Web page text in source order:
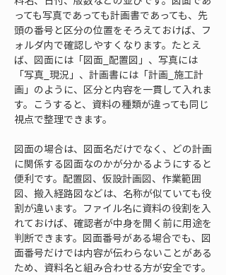
っても写真であっても計画書であっても、先
頭の番号と区分の位置をそろえておけば、フ
ォルダ内で確認しやすくなります。たとえ
ば、図面には「図面_配置図」、写真には
「写真_現況」、計画書には「計画_施工計
画」のように、区分と内容を一貫して入れま
す。こうすると、資料の種類が違っても同じ
視点で整理できます。
図面の場合は、図面名だけでなく、どの計画
に関係する図面なのかが分かるようにすると
便利です。配置図、仮設計画図、作業範囲
図、搬入経路図などは、名称が似ていても役
割が違います。ファイル名に資料の役割を入
れておけば、確認者が中身を開く前に用途を
判断できます。図面番号がある場合でも、図
面番号だけでは内容が伝わらないことがある
ため、資料名と組み合わせる方が安全です。